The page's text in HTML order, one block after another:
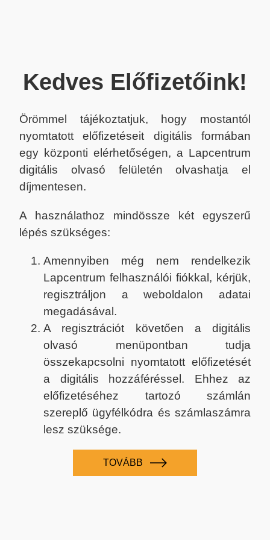
Kedves Előfizetőink!
Örömmel tájékoztatjuk, hogy mostantól
nyomtatott előfizetéseit digitális formában
egy központi elérhetőségen, a Lapcentrum
digitális olvasó felületén olvashatja el
díjmentesen.
A használathoz mindössze két egyszerű
lépés szükséges:
Amennyiben még nem rendelkezik
Lapcentrum felhasználói fiókkal, kérjük,
regisztráljon a weboldalon adatai
megadásával.
A regisztrációt követően a digitális
olvasó menüpontban tudja
összekapcsolni nyomtatott előfizetését
a digitális hozzáféréssel. Ehhez az
előfizetéséhez tartozó számlán
szereplő ügyfélkódra és számlaszámra
lesz szüksége.
TOVÁBB